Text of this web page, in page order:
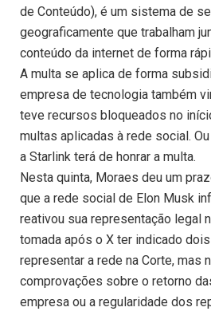
de Conteúdo), é um sistema de
geograficamente que trabalham
conteúdo da internet de forma
A multa se aplica de forma
empresa de tecnologia também
teve recursos bloqueados no
multas aplicadas à rede social.
a Starlink terá de honrar a multa.
Nesta quinta, Moraes deu um
que a rede social de Elon Musk
reativou sua representação legal
tomada após o X ter indicado
representar a rede na Corte, mas
comprovações sobre o retorno
empresa ou a regularidade dos